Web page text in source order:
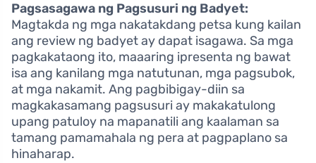
Pagsasagawa ng Pagsusuri ng Badyet:
Magtakda ng mga nakatakdang petsa kung kailan
ang review ng badyet ay dapat isagawa. Sa mga
pagkakataong ito, maaaring ipresenta ng bawat
isa ang kanilang mga natutunan, mga pagsubok,
at mga nakamit. Ang pagbibigay-diin sa
magkakasamang pagsusuri ay makakatulong
upang patuloy na mapanatili ang kaalaman sa
tamang pamamahala ng pera at pagpaplano sa
hinaharap.